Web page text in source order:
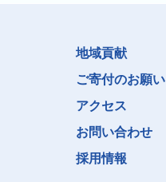
地域貢献
ご寄付のお願い
アクセス
お問い合わせ
採用情報